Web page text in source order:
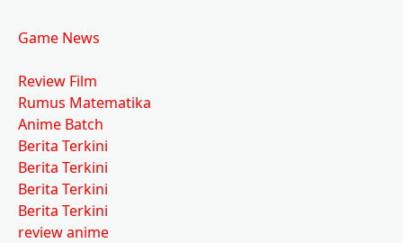
Game News
Review Film
Rumus Matematika
Anime Batch
Berita Terkini
Berita Terkini
Berita Terkini
Berita Terkini
review anime